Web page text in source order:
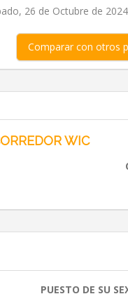
26 de Octubre de
Comparar con otros
WIC
PUESTO DE SU